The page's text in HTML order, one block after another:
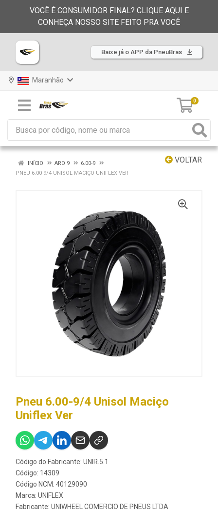
VOCÊ É CONSUMIDOR FINAL? CLIQUE AQUI E
CONHEÇA NOSSO SITE FEITO PRA VOCÊ
Baixe já o APP da PneuBras
Maranhão
0
VOLTAR
INÍCIO ARO 9
6.00-9
PNEU 6.00-9/4 UNISOL MACIÇO UNIFLEX VER
Pneu 6.00-9/4 Unisol Maciço
Uniflex Ver
Código do Fabricante: UNIR.5.1
Código: 14309
Código NCM: 40129090
Marca: UNIFLEX
Fabricante: UNIWHEEL COMERCIO DE PNEUS LTDA